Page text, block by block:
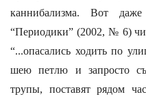
каннибализма. Вот
“Периодики” (2002, № 6)
“...опасались ходить по
шею петлю и запросто
трупы, поставят рядом